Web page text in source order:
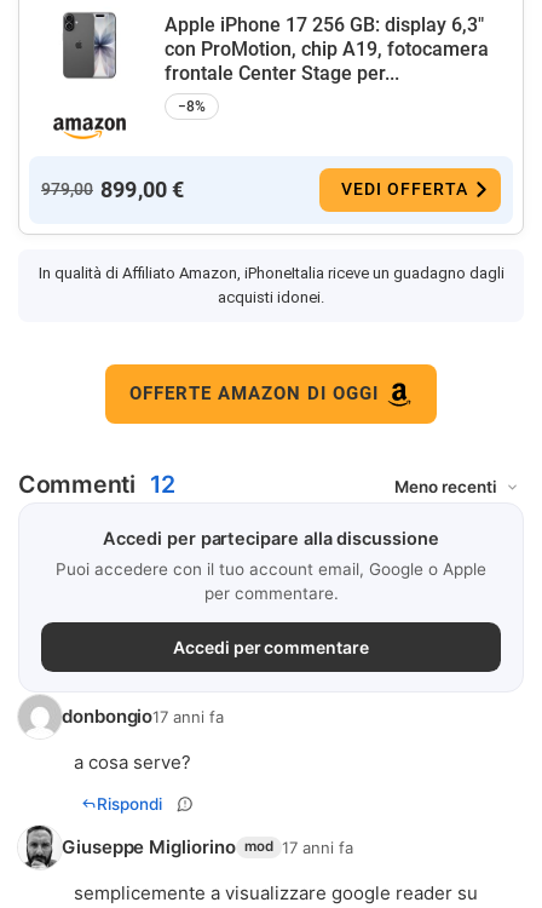
Apple iPhone 17 256 GB: display 6,3"
con ProMotion, chip A19, fotocamera
frontale Center Stage per...
−8%
979,00 899,00 € VEDI OFFERTA
In qualità di Affiliato Amazon, iPhoneItalia riceve un guadagno dagli
acquisti idonei.
OFFERTE AMAZON DI OGGI
Commenti 12
Accedi per partecipare alla discussione
Puoi accedere con il tuo account email, Google o Apple
per commentare.
Accedi per commentare
donbongio17 anni fa
a cosa serve?
Rispondi
Giuseppe Migliorino mod 17 anni fa
semplicemente a visualizzare google reader su